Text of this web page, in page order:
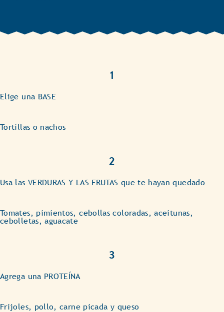
1
Elige una BASE
Tortillas o nachos
2
Usa las VERDURAS Y LAS FRUTAS que te hayan quedado
Tomates, pimientos, cebollas coloradas, aceitunas,
cebolletas, aguacate
3
Agrega una PROTEÍNA
Frijoles, pollo, carne picada y queso